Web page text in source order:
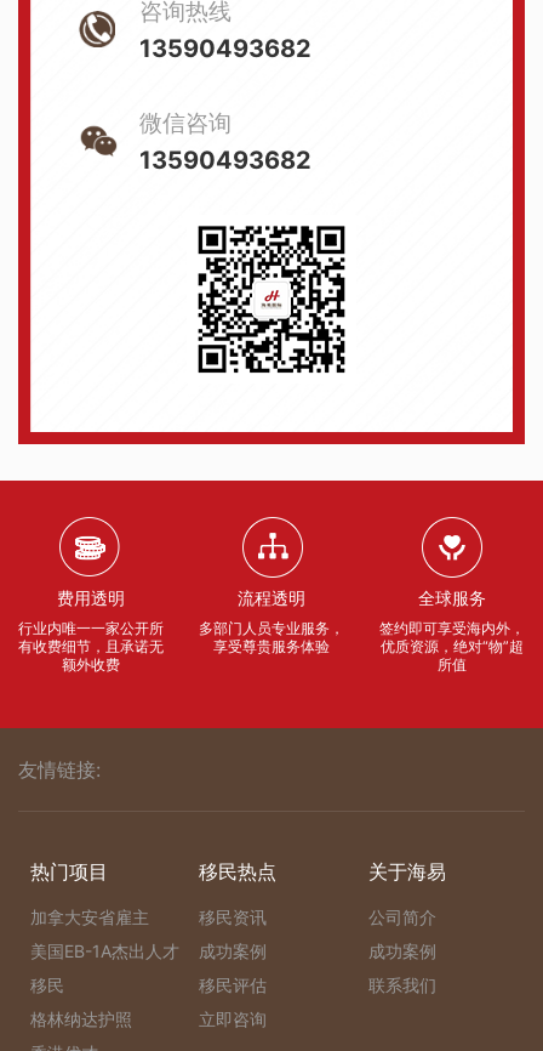
咨询热线
13590493682
微信咨询
13590493682
费用透明
行业内唯一一家公开所
有收费细节，且承诺无
额外收费
流程透明
多部门人员专业服务，
享受尊贵服务体验
全球服务
签约即可享受海内外，
优质资源，绝对“物”超
所值
友情链接:
热门项目
加拿大安省雇主
美国EB-1A杰出人才
移民
格林纳达护照
移民热点
移民资讯
成功案例
移民评估
立即咨询
关于海易
公司简介
成功案例
联系我们